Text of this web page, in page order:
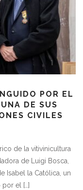
POR EL
DE SUS
CIVILES
de la vitivinicultura
de Luigi Bosca,
Isabel la Católica, un
el […]